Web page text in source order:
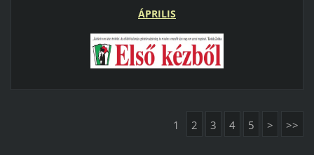
ÁPRILIS
1 2 3 4 5 > >>